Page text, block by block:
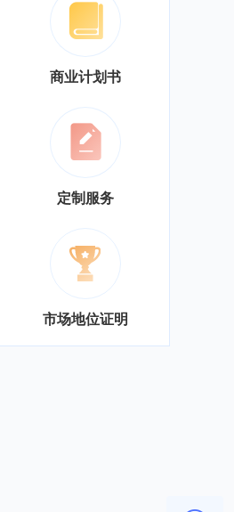
商业计划书
定制服务
市场地位证明